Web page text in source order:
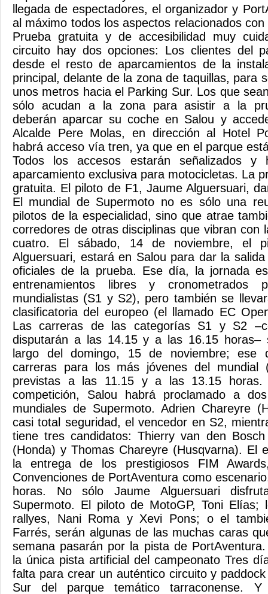
llegada de espectadores, el organizador y
al máximo todos los aspectos relacionados
Prueba gratuita y de accesibilidad muy
circuito hay dos opciones: Los clientes del
desde el resto de aparcamientos de la
principal, delante de la zona de taquillas, para
unos metros hacia el Parking Sur. Los que
sólo acudan a la zona para asistir a la
deberán aparcar su coche en Salou y
Alcalde Pere Molas, en dirección al Hotel
habrá acceso vía tren, ya que en el parque
Todos los accesos estarán señalizados
aparcamiento exclusiva para motocicletas. La
gratuita. El piloto de F1, Jaume Alguersuari,
El mundial de Supermoto no es sólo una
pilotos de la especialidad, sino que atrae
corredores de otras disciplinas que vibran con
cuatro. El sábado, 14 de noviembre, el
Alguersuari, estará en Salou para dar la
oficiales de la prueba. Ese día, la jornada
entrenamientos libres y cronometrados
mundialistas (S1 y S2), pero también se
clasificatoria del europeo (el llamado EC
Las carreras de las categorías S1 y S2
disputarán a las 14.15 y a las 16.15 horas–
largo del domingo, 15 de noviembre; ese
carreras para los más jóvenes del mundial
previstas a las 11.15 y a las 13.15 horas.
competición, Salou habrá proclamado a
mundiales de Supermoto. Adrien Chareyre
casi total seguridad, el vencedor en S2,
tiene tres candidatos: Thierry van den
(Honda) y Thomas Chareyre (Husqvarna). El
la entrega de los prestigiosos FIM
Convenciones de PortAventura como
horas. No sólo Jaume Alguersuari
Supermoto. El piloto de MotoGP, Toni
rallyes, Nani Roma y Xevi Pons; o el
Farrés, serán algunas de las muchas caras
semana pasarán por la pista de
la única pista artificial del campeonato Tres
falta para crear un auténtico circuito y
Sur del parque temático tarraconense.